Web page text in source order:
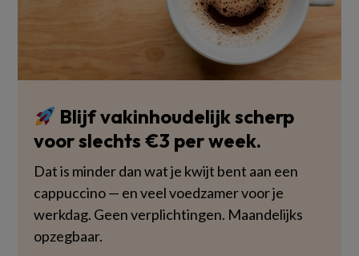
Blijf vakinhoudelijk scherp
voor slechts €3 per week.
Dat is minder dan wat je kwijt bent aan een
cappuccino — en veel voedzamer voor je
werkdag. Geen verplichtingen. Maandelijks
opzegbaar.